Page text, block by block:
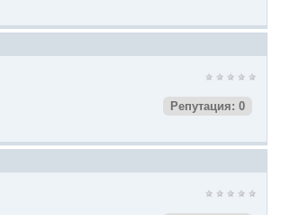
Репутация: 0